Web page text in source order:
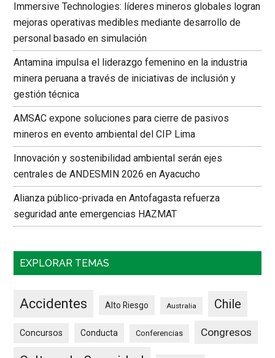
Immersive Technologies: líderes mineros globales logran
mejoras operativas medibles mediante desarrollo de
personal basado en simulación
Antamina impulsa el liderazgo femenino en la industria
minera peruana a través de iniciativas de inclusión y
gestión técnica
AMSAC expone soluciones para cierre de pasivos
mineros en evento ambiental del CIP Lima
Innovación y sostenibilidad ambiental serán ejes
centrales de ANDESMIN 2026 en Ayacucho
Alianza público-privada en Antofagasta refuerza
seguridad ante emergencias HAZMAT
EXPLORAR TEMAS
Accidentes Alto Riesgo Australia Chile
Concursos Conducta Conferencias Congresos